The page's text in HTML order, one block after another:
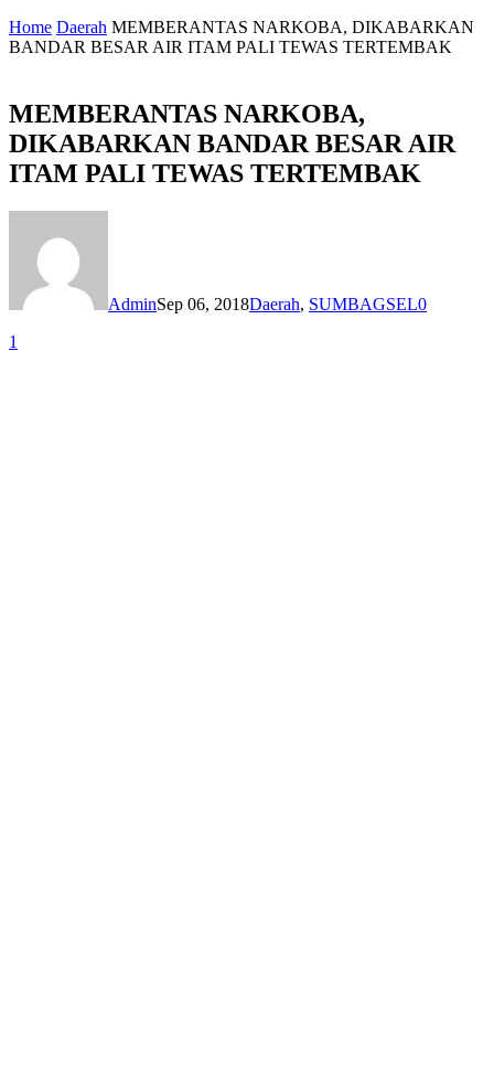
Home Daerah MEMBERANTAS NARKOBA, DIKABARKAN
BANDAR BESAR AIR ITAM PALI TEWAS TERTEMBAK
MEMBERANTAS NARKOBA,
DIKABARKAN BANDAR BESAR AIR
ITAM PALI TEWAS TERTEMBAK
AdminSep 06, 2018Daerah, SUMBAGSEL0
1